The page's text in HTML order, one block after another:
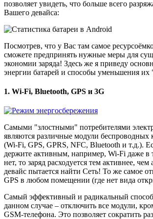
позволяет увидеть, что больше всего
Вашего девайса:
Посмотрев, что у Вас там самое
сможете предпринять нужные меры для
экономии заряда! Здесь же я приведу
энергии батарей и способы уменьшения их
1. Wi-Fi, Bluetooth, GPS и 3G
Самыми "злостными" потребителями
являются различные модули
(Wi-Fi, GPS, GPRS, NFC, Bluetooth и т.д.).
держите активным, например, Wi-Fi даже в
нет, то заряд расходуется тем активнее,
девайс пытается найти Сеть! То же самое
GPS в любом помещении (где нет вида
Самый эффективный и радикальный
данном случае – отключить все модули,
GSM-телефона. Это позволяет сократить